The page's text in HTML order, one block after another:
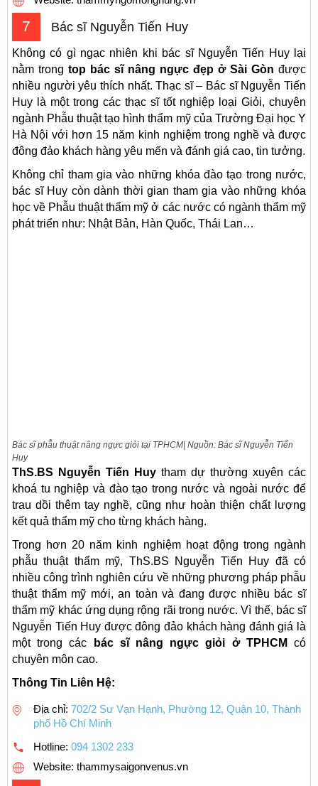
7 Bác sĩ Nguyễn Tiến Huy
Không có gì ngạc nhiên khi bác sĩ Nguyễn Tiến Huy lại
nằm trong top bác sĩ nâng ngực đẹp ở Sài Gòn được
nhiều người yêu thích nhất. Thạc sĩ – Bác sĩ Nguyễn Tiến
Huy là một trong các thạc sĩ tốt nghiệp loại Giỏi, chuyên
ngành Phẫu thuật tạo hình thẩm mỹ của Trường Đại học Y
Hà Nội với hơn 15 năm kinh nghiệm trong nghề và được
đông đảo khách hàng yêu mến và đánh giá cao, tin tưởng.
Không chỉ tham gia vào những khóa đào tạo trong nước,
bác sĩ Huy còn dành thời gian tham gia vào những khóa
học về Phẫu thuật thẩm mỹ ở các nước có ngành thẩm mỹ
phát triển như: Nhật Bản, Hàn Quốc, Thái Lan…
Bác sĩ phẫu thuật nâng ngực giỏi tại TPHCM| Nguồn: Bác sĩ Nguyễn Tiến
Huy
ThS.BS Nguyễn Tiến Huy tham dự thường xuyên các
khoá tu nghiệp và đào tạo trong nước và ngoài nước để
trau dồi thêm tay nghề, cũng như hoàn thiện chất lượng
kết quả thẩm mỹ cho từng khách hàng.
Trong hơn 20 năm kinh nghiệm hoạt động trong ngành
phẫu thuật thẩm mỹ, ThS.BS Nguyễn Tiến Huy đã có
nhiều công trình nghiên cứu về những phương pháp phẫu
thuật thẩm mỹ mới, an toàn và đang được nhiều bác sĩ
thẩm mỹ khác ứng dụng rộng rãi trong nước. Vì thế, bác sĩ
Nguyễn Tiến Huy được đông đảo khách hàng đánh giá là
một trong các
bác sĩ nâng ngực giỏi ở TPHCM
có
chuyên môn cao.
Thông Tin Liên Hệ:
Địa chỉ: 702/2 Sư Vạn Hạnh, Phường 12, Quận 10, Thành
phố Hồ Chí Minh
Hotline: 094 1302 233
Website: thammysaigonvenus.vn